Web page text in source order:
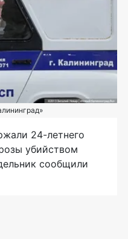
24-летнего
убийством
сообщили